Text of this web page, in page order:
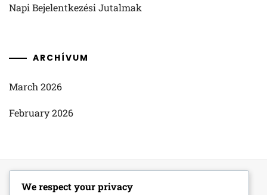
Napi Bejelentkezési Jutalmak
ARCHÍVUM
March 2026
February 2026
We respect your privacy